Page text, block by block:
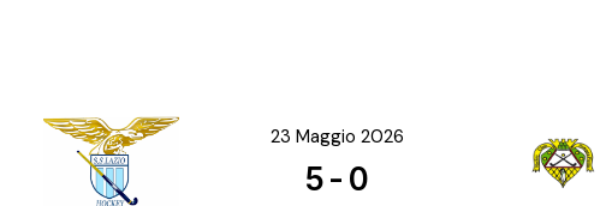
23 Maggio 2026
5- 0